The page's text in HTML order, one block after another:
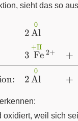
sieht das so
&
& + &
e-}} \\[4pt]
& 3\,
2Al
0
3 Fe
+II
2+
2Al
0
+
+
oxidiert, weil sich